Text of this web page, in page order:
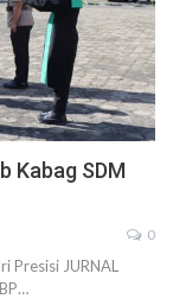
Kabag SDM
0
Presisi JURNAL